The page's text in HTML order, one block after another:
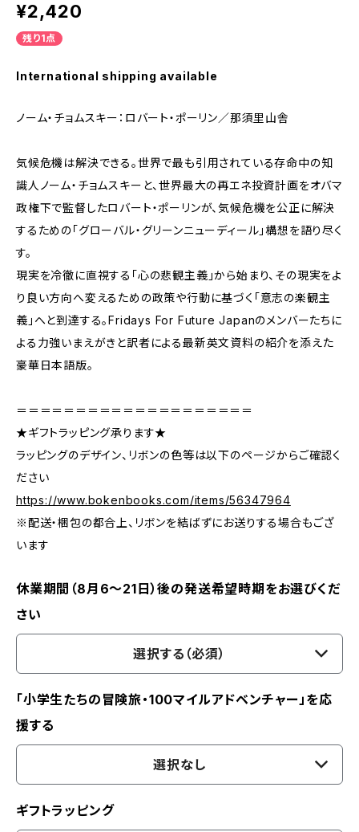
¥2,420
残り1点
International shipping available
ノーム・チョムスキー：ロバート・ポーリン／那須里山舎
気候危機は解決できる。世界で最も引用されている存命中の知
識人ノーム・チョムスキーと、世界最大の再エネ投資計画をオバマ
政権下で監督したロバート・ポーリンが、気候危機を公正に解決
するための「グローバル・グリーンニューディール」構想を語り尽く
す。
現実を冷徹に直視する「心の悲観主義」から始まり、その現実をよ
り良い方向へ変えるための政策や行動に基づく「意志の楽観主
義」へと到達する。Fridays For Future Japanのメンバーたちに
よる力強いまえがきと訳者による最新英文資料の紹介を添えた
豪華日本語版。
＝＝＝＝＝＝＝＝＝＝＝＝＝＝＝＝＝＝＝＝
★ギフトラッピング承ります★
ラッピングのデザイン、リボンの色等は以下のページからご確認く
ださい
https://www.bokenbooks.com/items/56347964
※配送・梱包の都合上、リボンを結ばずにお送りする場合もござ
います
休業期間（8月6〜21日）後の発送希望時期をお選びくだ
さい
選択する（必須）
「小学生たちの冒険旅・100マイルアドベンチャー」を応
援する
選択なし
ギフトラッピング